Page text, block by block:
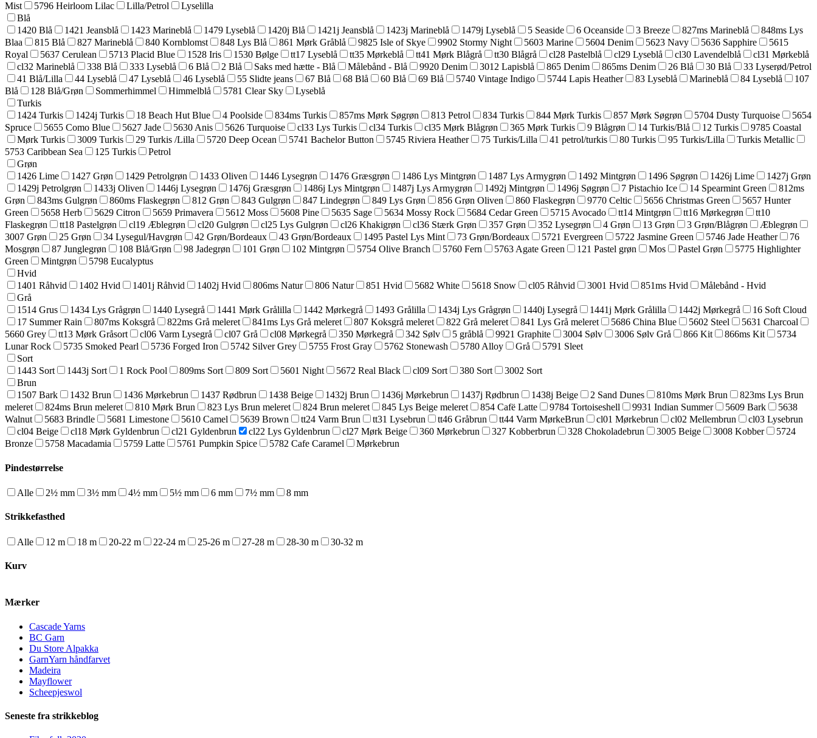
Mist
5796 Heirloom Lilac Lilla/Petrol
Lyselilla
Blå
1420 Blå
1421 Jeansblå 1423 Marineblå 1479 Lyseblå 1420j Blå 1421j Jeansblå 1423j Marineblå 1479j Lyseblå 5 Seaside 6 Oceanside 3 Breeze 827ms Marineblå
848ms Lys
Blaa
815 Blå 827 Marineblå 840 Kornblomst 848 Lys Blå 861 Mørk Gråblå 9825 Isle of Skye 9902 Stormy Night 5603 Marine 5604 Denim 5623 Navy 5636 Sapphire
5615
Royal
5637 Cerulean 5713 Placid Blue 1528 Iris 1530 Bølge tt17 Lyseblå tt35 Mørkeblå tt41 Mørk Blågrå tt30 Blågrå cl28 Pastelblå cl29 Lyseblå cl30 Lavendelblå
cl31 Mørkeblå
cl32 Marineblå
338 Blå 333 Lyseblå 6 Blå 2 Blå Saks med hætte - Blå Målebånd - Blå 9920 Denim 3012 Lapisblå 865 Denim 865ms Denim 26 Blå 30 Blå
33 Lyserød/Petrol
41 Blå/Lilla
44 Lyseblå 47 Lyseblå 46 Lyseblå 55 Slidte jeans 67 Blå 68 Blå 60 Blå 69 Blå 5740 Vintage Indigo 5744 Lapis Heather 83 Lyseblå Marineblå 84 Lyseblå
107
Blå
128 Blå/Grøn Sommerhimmel Himmelblå 5781 Clear Sky
Lyseblå
Turkis
1424 Turkis
1424j Turkis 18 Beach Hut Blue 4 Poolside 834ms Turkis 857ms Mørk Søgrøn 813 Petrol 834 Turkis 844 Mørk Turkis 857 Mørk Søgrøn 5704 Dusty Turquoise
5654
Spruce
5655 Como Blue 5627 Jade 5630 Anis 5626 Turquoise cl33 Lys Turkis cl34 Turkis cl35 Mørk Blågrøn 365 Mørk Turkis 9 Blågrøn 14 Turkis/Blå 12 Turkis
9785 Coastal
Mørk Turkis
3009 Turkis 29 Turkis /Lilla 5720 Deep Ocean 5741 Bachelor Button 5745 Riviera Heather 75 Turkis/Lilla 41 petrol/turkis 80 Turkis 95 Turkis/Lilla
Turkis Metallic
5753 Caribbean Sea
125 Turkis
Petrol
Grøn
1426 Lime
1427 Grøn 1429 Petrolgrøn 1433 Oliven 1446 Lysegrøn 1476 Græsgrøn 1486 Lys Mintgrøn 1487 Lys Armygrøn 1492 Mintgrøn 1496 Søgrøn 1426j Lime
1427j Grøn
1429j Petrolgrøn
1433j Oliven 1446j Lysegrøn 1476j Græsgrøn 1486j Lys Mintgrøn 1487j Lys Armygrøn 1492j Mintgrøn 1496j Søgrøn 7 Pistachio Ice 14 Spearmint Green
812ms
Grøn
843ms Gulgrøn 860ms Flaskegrøn 812 Grøn 843 Gulgrøn 847 Lindegrøn 849 Lys Grøn 856 Grøn Oliven 860 Flaskegrøn 9770 Celtic 5656 Christmas Green
5657 Hunter
Green
5658 Herb 5629 Citron 5659 Primavera 5612 Moss 5608 Pine 5635 Sage 5634 Mossy Rock 5684 Cedar Green 5715 Avocado tt14 Mintgrøn tt16 Mørkegrøn
tt10
Flaskegrøn
tt18 Pastelgrøn cl19 Æblegrøn cl20 Gulgrøn cl25 Lys Gulgrøn cl26 Khakigrøn cl36 Stærk Grøn 357 Grøn 352 Lysegrøn 4 Grøn 13 Grøn 3 Grøn/Blågrøn
Æblegrøn
3007 Grøn
25 Grøn 34 Lysegul/Havgrøn 42 Grøn/Bordeaux 43 Grøn/Bordeaux 1495 Pastel Lys Mint 73 Grøn/Bordeaux 5721 Evergreen 5722 Jasmine Green 5746 Jade Heather
76
Mosgrøn
87 Junglegrøn 108 Blå/Grøn 98 Jadegrøn 101 Grøn 102 Mintgrøn 5754 Olive Branch 5760 Fern 5763 Agate Green 121 Pastel grøn Mos Pastel Grøn
5775 Highlighter
Green
Mintgrøn
5798 Eucalyptus
Hvid
1401 Råhvid
1402 Hvid 1401j Råhvid 1402j Hvid 806ms Natur 806 Natur 851 Hvid 5682 White 5618 Snow cl05 Råhvid 3001 Hvid 851ms Hvid
Målebånd - Hvid
Grå
1514 Grus
1434 Lys Grågrøn 1440 Lysegrå 1441 Mørk Grålilla 1442 Mørkegrå 1493 Grålilla 1434j Lys Grågrøn 1440j Lysegrå 1441j Mørk Grålilla 1442j Mørkegrå
16 Soft Cloud
17 Summer Rain
807ms Koksgrå 822ms Grå meleret 841ms Lys Grå meleret 807 Koksgrå meleret 822 Grå meleret 841 Lys Grå meleret 5686 China Blue 5602 Steel
5631 Charcoal
5660 Grey
tt13 Mørk Gråsort cl06 Varm Lysegrå cl07 Grå cl08 Mørkegrå 350 Mørkegrå 342 Sølv 5 gråblå 9921 Graphite 3004 Sølv 3006 Sølv Grå 866 Kit 866ms Kit
5734
Lunar Rock
5735 Smoked Pearl 5736 Forged Iron 5742 Silver Grey 5755 Frost Gray 5762 Stonewash 5780 Alloy Grå
5791 Sleet
Sort
1443 Sort
1443j Sort 1 Rock Pool 809ms Sort 809 Sort 5601 Night 5672 Real Black cl09 Sort 380 Sort
3002 Sort
Brun
1507 Bark
1432 Brun 1436 Mørkebrun 1437 Rødbrun 1438 Beige 1432j Brun 1436j Mørkebrun 1437j Rødbrun 1438j Beige 2 Sand Dunes 810ms Mørk Brun
823ms Lys Brun
meleret
824ms Brun meleret 810 Mørk Brun 823 Lys Brun meleret 824 Brun meleret 845 Lys Beige meleret 854 Cafë Latte 9784 Tortoiseshell 9931 Indian Summer 5609 Bark
5638
Walnut
5683 Brindle 5681 Limestone 5610 Camel 5639 Brown tt24 Varm Brun tt31 Lysebrun tt46 Gråbrun tt44 Varm MørkeBrun cl01 Mørkebrun cl02 Mellembrun
cl03 Lysebrun
cl04 Beige
cl18 Mørk Gyldenbrun cl21 Gyldenbrun cl22 Lys Gyldenbrun cl27 Mørk Beige 360 Mørkebrun 327 Kobberbrun 328 Chokoladebrun 3005 Beige 3008 Kobber
5724
Bronze
5758 Macadamia 5759 Latte 5761 Pumpkin Spice 5782 Cafe Caramel Mørkebrun
Pindestørrelse
Alle 2½ mm 3½ mm 4½ mm 5½ mm 6 mm 7½ mm 8 mm
Strikkefasthed
Alle 12 m 18 m 20-22 m 22-24 m 25-26 m 27-28 m 28-30 m 30-32 m
Kurv
Mærker
Cascade Yarns
BC Garn
Du Store Alpakka
GarnYarn håndfarvet
Madeira
Mayflower
Scheepjeswol
Seneste fra strikkeblog